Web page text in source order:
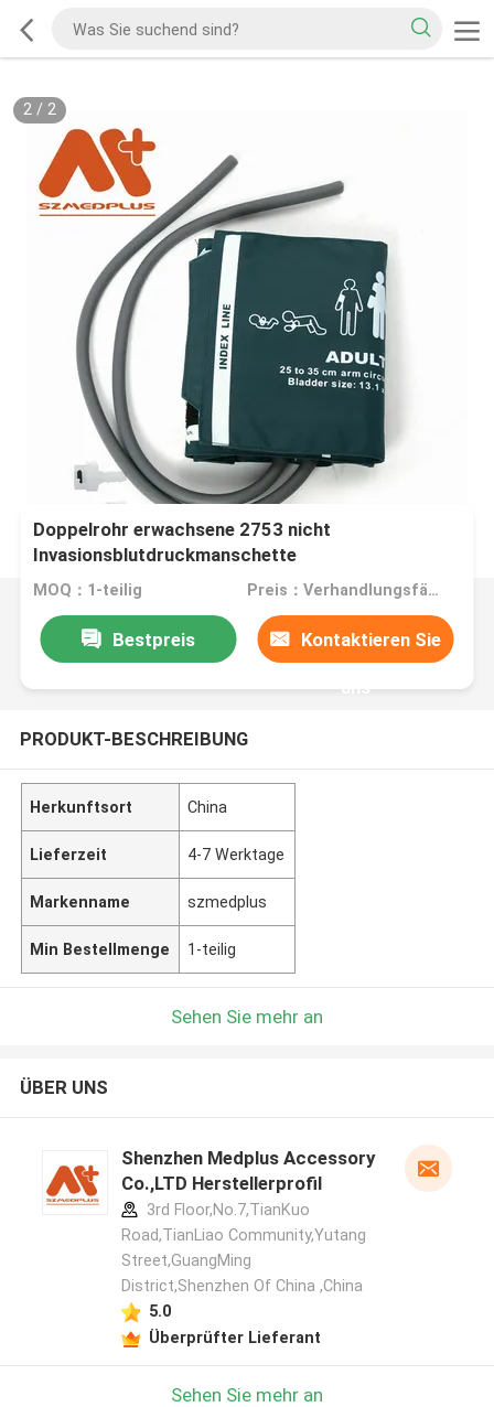
2/ 2
Doppelrohr erwachsene 2753 nicht
Invasionsblutdruckmanschette
MOQ：1-teilig Preis：Verhandlungsfähig
Bestpreis Kontaktieren Sie
uns
PRODUKT-BESCHREIBUNG
Herkunftsort China
Lieferzeit 4-7 Werktage
Markenname szmedplus
Min Bestellmenge 1-teilig
Sehen Sie mehr an
ÜBER UNS
Shenzhen Medplus Accessory
Co.,LTD Herstellerprofil
3rd Floor,No.7,TianKuo
Road,TianLiao Community,Yutang
Street,GuangMing
District,Shenzhen Of China ,China
5.0
Überprüfter Lieferant
Sehen Sie mehr an